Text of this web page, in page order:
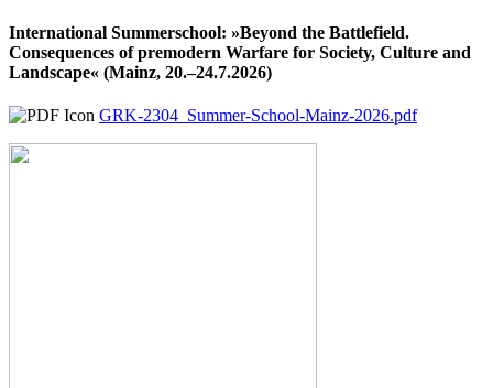
International Summerschool: »Beyond the Battlefield.
Consequences of premodern Warfare for Society, Culture and
Landscape« (Mainz, 20.–24.7.2026)
GRK-2304_Summer-School-Mainz-2026.pdf